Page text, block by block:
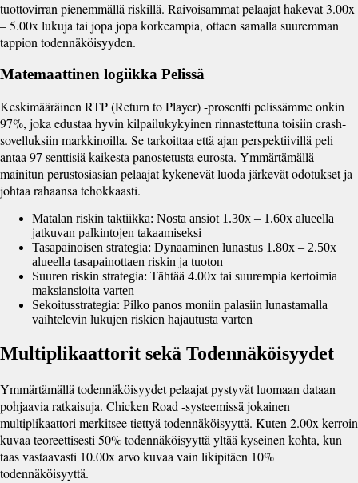
tuottovirran pienemmällä riskillä. Raivoisammat pelaajat hakevat 3.00x
– 5.00x lukuja tai jopa jopa korkeampia, ottaen samalla suuremman
tappion todennäköisyyden.
Matemaattinen logiikka Pelissä
Keskimääräinen RTP (Return to Player) -prosentti pelissämme onkin
97%, joka edustaa hyvin kilpailukykyinen rinnastettuna toisiin crash-
sovelluksiin markkinoilla. Se tarkoittaa että ajan perspektiivillä peli
antaa 97 senttisiä kaikesta panostetusta eurosta. Ymmärtämällä
mainitun perustosiasian pelaajat kykenevät luoda järkevät odotukset ja
johtaa rahaansa tehokkaasti.
Matalan riskin taktiikka: Nosta ansiot 1.30x – 1.60x alueella
jatkuvan palkintojen takaamiseksi
Tasapainoisen strategia: Dynaaminen lunastus 1.80x – 2.50x
alueella tasapainottaen riskin ja tuoton
Suuren riskin strategia: Tähtää 4.00x tai suurempia kertoimia
maksiansioita varten
Sekoitusstrategia: Pilko panos moniin palasiin lunastamalla
vaihtelevin lukujen riskien hajautusta varten
Multiplikaattorit sekä Todennäköisyydet
Ymmärtämällä todennäköisyydet pelaajat pystyvät luomaan dataan
pohjaavia ratkaisuja. Chicken Road -systeemissä jokainen
multiplikaattori merkitsee tiettyä todennäköisyyttä. Kuten 2.00x kerroin
kuvaa teoreettisesti 50% todennäköisyyttä yltää kyseinen kohta, kun
taas vastaavasti 10.00x arvo kuvaa vain likipitäen 10%
todennäköisyyttä.